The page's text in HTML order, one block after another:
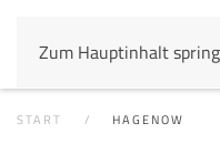
Zum Hauptinhalt
START HAGENOW